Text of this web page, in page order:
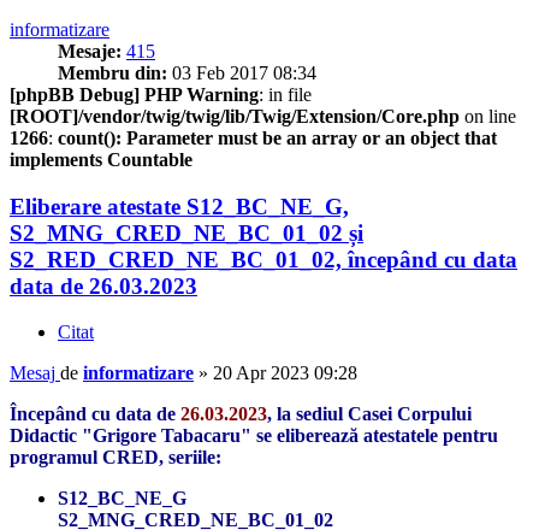
informatizare
Mesaje: 415
Membru din: 03 Feb 2017 08:34
[phpBB Debug] PHP Warning: in file
[ROOT]/vendor/twig/twig/lib/Twig/Extension/Core.php on line
1266: count(): Parameter must be an array or an object that
implements Countable
Eliberare atestate S12_BC_NE_G,
S2_MNG_CRED_NE_BC_01_02 și
S2_RED_CRED_NE_BC_01_02, începând cu data
data de 26.03.2023
Citat
Mesaj de informatizare » 20 Apr 2023 09:28
Începând cu data de 26.03.2023, la sediul Casei Corpului
Didactic "Grigore Tabacaru" se eliberează atestatele pentru
programul CRED, seriile:
S12_BC_NE_G
S2_MNG_CRED_NE_BC_01_02